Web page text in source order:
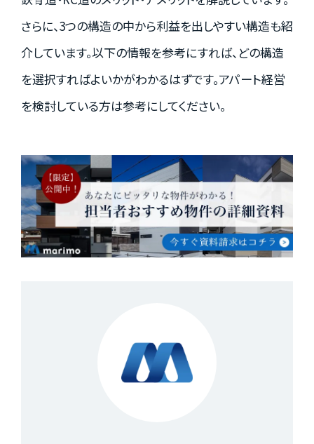
さらに、3つの構造の中から利益を出しやすい構造も紹
介しています。以下の情報を参考にすれば、どの構造
を選択すればよいかがわかるはずです。アパート経営
を検討している方は参考にしてください。